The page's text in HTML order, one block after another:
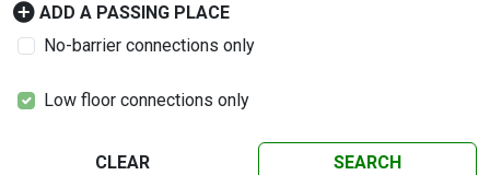
ADD A PASSING PLACE
No-barrier connections only
Low floor connections only
CLEAR SEARCH